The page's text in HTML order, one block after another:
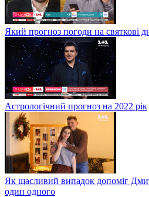
Який прогноз погоди на святкові
Астрологічний прогноз на 2022 рік
Як щасливий випадок допоміг
один одного